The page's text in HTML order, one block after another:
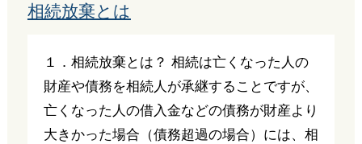
相続放棄とは
１．相続放棄とは？ 相続は亡くなった人の
財産や債務を相続人が承継することですが、
亡くなった人の借入金などの債務が財産より
大きかった場合（債務超過の場合）には、相